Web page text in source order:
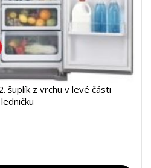
šuplík z vrchu v levé části